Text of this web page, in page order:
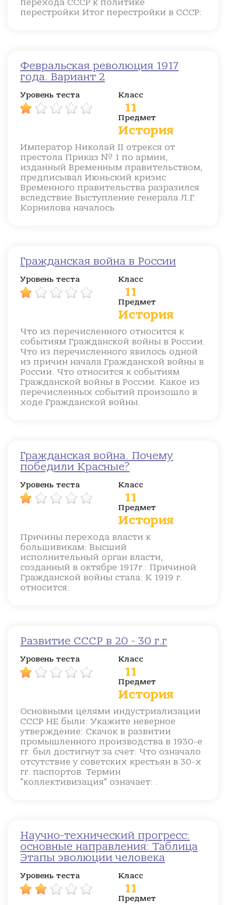
перехода СССР к политике
перестройки Итог перестройки в СССР:
Февральская революция 1917
года. Вариант 2
Уровень теста Класс
11
Предмет
История
Император Николай II отрекся от
престола Приказ № 1 по армии,
изданный Временным правительством,
предписывал Июньский кризис
Временного правительства разразился
вследствие Выступление генерала Л.Г.
Корнилова началось
Гражданская война в России
Уровень теста Класс
11
Предмет
История
Что из перечисленного относится к
событиям Гражданской войны в России.
Что из перечисленного явилось одной
из причин начала Гражданской войны в
России. Что относится к событиям
Гражданской войны в России. Какое из
перечисленных событий произошло в
ходе Гражданской войны.
Гражданская война. Почему
победили Красные?
Уровень теста Класс
11
Предмет
История
Причины перехода власти к
большивикам: Высший
исполнительный орган власти,
созданный в октябре 1917г.: Причиной
Гражданской войны стала: К 1919 г.
относится:
Развитие СССР в 20 - 30 г.г
Уровень теста Класс
11
Предмет
История
Основными целями индустриализации
СССР НЕ были: Укажите неверное
утверждение: Скачок в развитии
промышленного производства в 1930-е
гг. был достигнут за счет: Что означало
отсутствие у советских крестьян в 30-х
гг. паспортов. Термин
"коллективизация" означает: .
Научно-технический прогресс:
основные направления: Таблица
Этапы эволюции человека
Уровень теста Класс
11
Предмет